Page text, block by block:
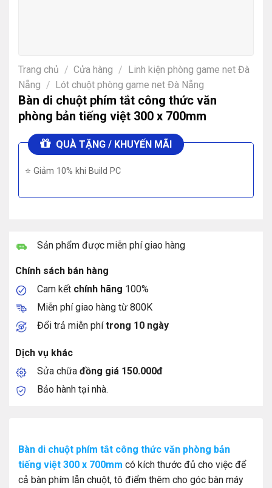
Trang chủ / Cửa hàng /
Linh kiện phòng game net Đà
Nẵng / Lót chuột phòng game net Đà Nẵng
Bàn di chuột phím tắt công thức văn
phòng bản tiếng việt 300 x 700mm
QUÀ TẶNG / KHUYẾN MÃI
⭐ Giảm 10% khi Build PC
Sản phẩm được miễn phí giao hàng
Chính sách bán hàng
Cam kết chính hãng 100%
Miễn phí giao hàng từ 800K
Đổi trả miễn phítrong 10 ngày
Dịch vụ khác
Sửa chữa đồng giá 150.000đ
Bảo hành tại nhà.
Bàn di chuột phím tắt công thức văn phòng bản
tiếng việt 300 x 700mm có kích thước đủ cho việc để
cả bàn phím lẫn chuột, tô điểm thêm cho góc bàn máy